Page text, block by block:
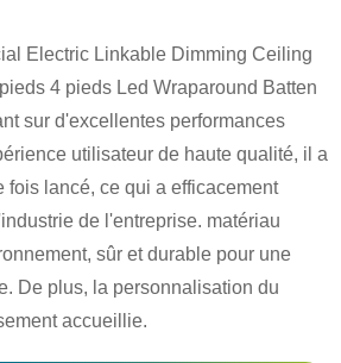
Electric Linkable Dimming Ceiling
4 pieds Led Wraparound Batten
sur d'excellentes performances
utilisateur de haute qualité, il a
fois lancé, ce qui a efficacement
de l'entreprise. matériau
sûr et durable pour une
De plus, la personnalisation du
accueillie.